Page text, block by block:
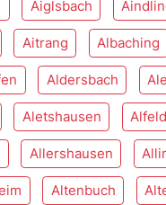
Aiglsbach
Aitrang Albaching
Aldersbach
Aletshausen Alfeld
Allershausen
Altenbuch